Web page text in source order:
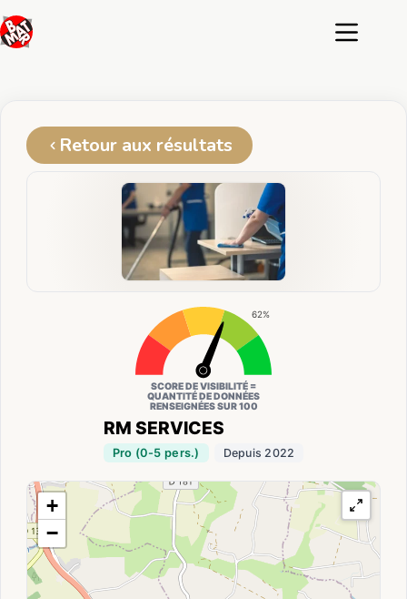
au
contenu
Retour aux résultats
RM SERVICES
Pro (0-5 pers.) Depuis 2022
62%
SCORE DE VISIBILITÉ =
QUANTITÉ DE DONNÉES
RENSEIGNÉES SUR 100
+
−